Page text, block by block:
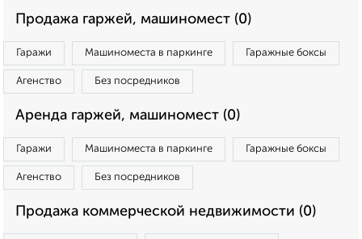
Продажа гаржей, машиномест (0)
Гаражи Машиноместа в паркинге Гаражные боксы
Агенство Без посредников
Аренда гаржей, машиномест (0)
Гаражи Машиноместа в паркинге Гаражные боксы
Агенство Без посредников
Продажа коммерческой недвижимости (0)